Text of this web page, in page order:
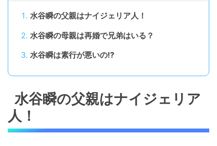
水谷瞬の父親はナイジェリア人！
水谷瞬の母親は再婚で兄弟はいる？
水谷瞬は素行が悪いの!?
水谷瞬の父親はナイジェリア
人！